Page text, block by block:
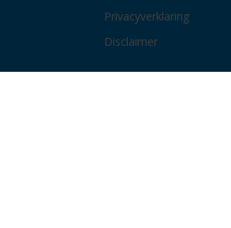
Privacyverklaring
Disclaimer